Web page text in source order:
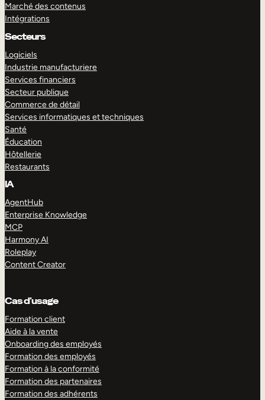
Marché des contenus
Intégrations
Secteurs
Logiciels
Industrie manufacturiere
Services financiers
Secteur publique
Commerce de détail
Services informatiques et techniques
Santé
Éducation
Hôtellerie
Restaurants
IA
AgentHub
Enterprise Knowledge
MCP
Harmony AI
Roleplay
Content Creator
Cas d’usage
Formation client
Aide à la vente
Onboarding des employés
Formation des employés
Formation à la conformité
Formation des partenaires
Formation des adhérents